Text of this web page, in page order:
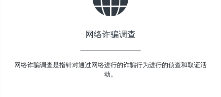
网络诈骗调查
网络诈骗调查是指针对通过网络进行的诈骗行为进行的侦查和取证活
动。